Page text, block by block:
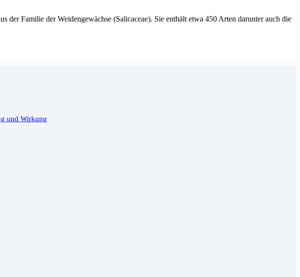
Familie der Weidengewächse (Salicaceae). Sie enthält etwa 450 Arten darunter auch die
und Wirkung